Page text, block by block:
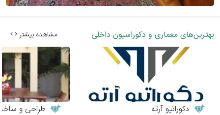
بهترین‌های معماری و دکوراسیون داخلی مشاهده بیشتر
دکوراتیو آرته طراحی و ساخت